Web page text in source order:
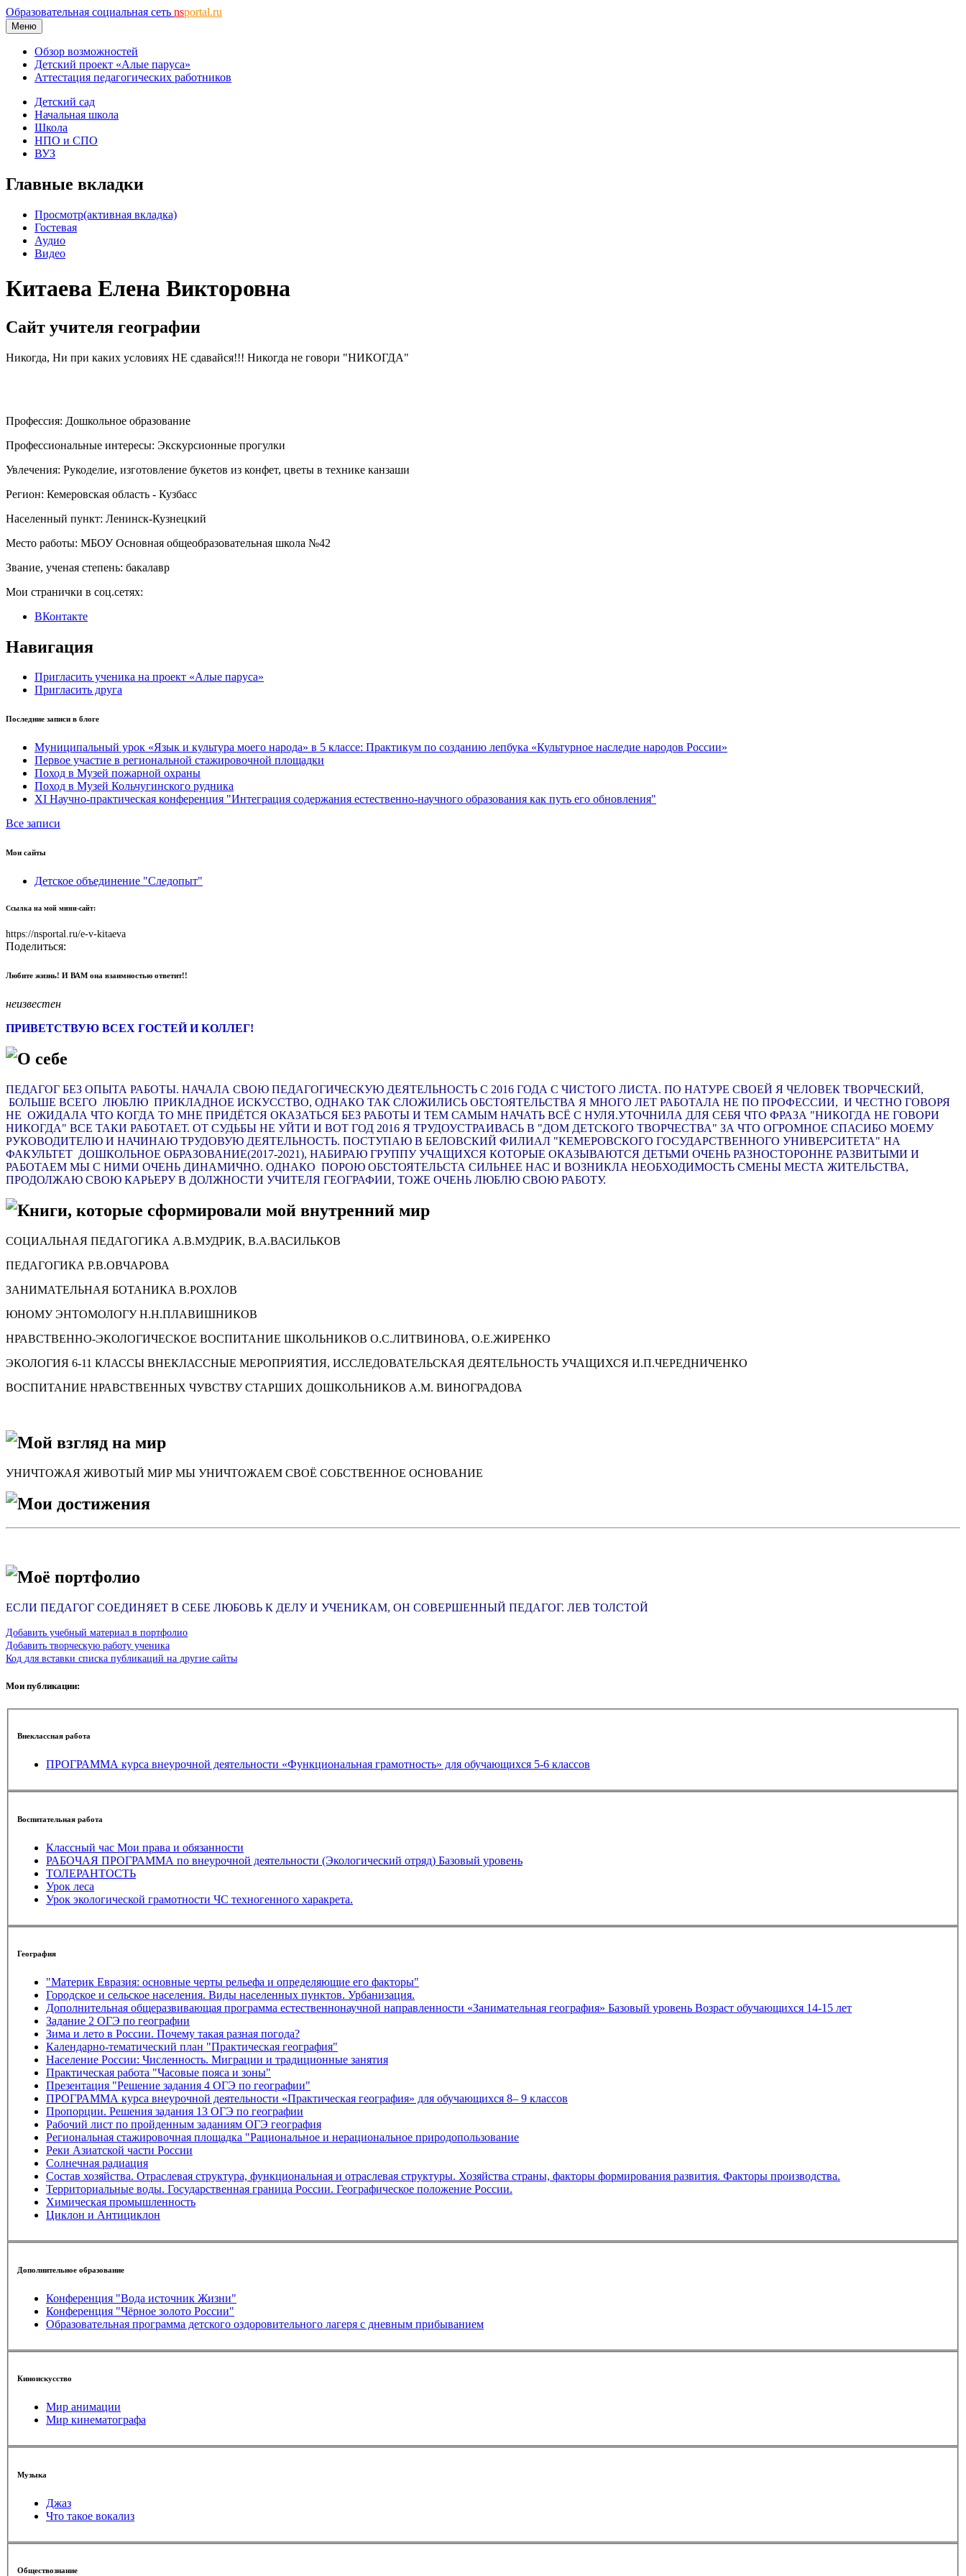
Образовательная социальная сеть nsportal.ru
Меню
Обзор возможностей
Детский проект «Алые паруса»
Аттестация педагогических работников
Детский сад
Начальная школа
Школа
НПО и СПО
ВУЗ
Главные вкладки
Просмотр(активная вкладка)
Гостевая
Аудио
Видео
Китаева Елена Викторовна
Сайт учителя географии
Никогда, Ни при каких условиях НЕ сдавайся!!! Никогда не говори "НИКОГДА"
Профессия: Дошкольное образование
Профессиональные интересы: Экскурсионные прогулки
Увлечения: Рукоделие, изготовление букетов из конфет, цветы в технике канзаши
Регион: Кемеровская область - Кузбасс
Населенный пункт: Ленинск-Кузнецкий
Место работы: МБОУ Основная общеобразовательная школа №42
Звание, ученая степень: бакалавр
Мои странички в соц.сетях:
ВКонтакте
Навигация
Пригласить ученика на проект «Алые паруса»
Пригласить друга
Последние записи в блоге
Муниципальный урок «Язык и культура моего народа» в 5 классе: Практикум по созданию лепбука «Культурное наследие народов России»
Первое участие в региональной стажировочной площадки
Поход в Музей пожарной охраны
Поход в Музей Кольчугинского рудника
XI Научно-практическая конференция "Интеграция содержания естественно-научного образования как путь его обновления"
Все записи
Мои сайты
Детское объединение "Следопыт"
Ссылка на мой мини-сайт:
https://nsportal.ru/e-v-kitaeva
Поделиться:
Любите жизнь! И ВАМ она взаимностью ответит!!
неизвестен
ПРИВЕТСТВУЮ ВСЕХ ГОСТЕЙ И КОЛЛЕГ!
О себе
ПЕДАГОГ БЕЗ ОПЫТА РАБОТЫ. НАЧАЛА СВОЮ ПЕДАГОГИЧЕСКУЮ ДЕЯТЕЛЬНОСТЬ С 2016 ГОДА С ЧИСТОГО ЛИСТА. ПО НАТУРЕ СВОЕЙ Я ЧЕЛОВЕК ТВОРЧЕСКИЙ,
БОЛЬШЕ ВСЕГО ЛЮБЛЮ ПРИКЛАДНОЕ ИСКУССТВО, ОДНАКО ТАК СЛОЖИЛИСЬ ОБСТОЯТЕЛЬСТВА Я МНОГО ЛЕТ РАБОТАЛА НЕ ПО ПРОФЕССИИ, И ЧЕСТНО ГОВОРЯ
НЕ ОЖИДАЛА ЧТО КОГДА ТО МНЕ ПРИДЁТСЯ ОКАЗАТЬСЯ БЕЗ РАБОТЫ И ТЕМ САМЫМ НАЧАТЬ ВСЁ С НУЛЯ.УТОЧНИЛА ДЛЯ СЕБЯ ЧТО ФРАЗА "НИКОГДА НЕ ГОВОРИ
НИКОГДА" ВСЕ ТАКИ РАБОТАЕТ. ОТ СУДЬБЫ НЕ УЙТИ И ВОТ ГОД 2016 Я ТРУДОУСТРАИВАСЬ В "ДОМ ДЕТСКОГО ТВОРЧЕСТВА" ЗА ЧТО ОГРОМНОЕ СПАСИБО МОЕМУ
РУКОВОДИТЕЛЮ И НАЧИНАЮ ТРУДОВУЮ ДЕЯТЕЛЬНОСТЬ. ПОСТУПАЮ В БЕЛОВСКИЙ ФИЛИАЛ "КЕМЕРОВСКОГО ГОСУДАРСТВЕННОГО УНИВЕРСИТЕТА" НА
ФАКУЛЬТЕТ ДОШКОЛЬНОЕ ОБРАЗОВАНИЕ(2017-2021), НАБИРАЮ ГРУППУ УЧАЩИХСЯ КОТОРЫЕ ОКАЗЫВАЮТСЯ ДЕТЬМИ ОЧЕНЬ РАЗНОСТОРОННЕ РАЗВИТЫМИ И
РАБОТАЕМ МЫ С НИМИ ОЧЕНЬ ДИНАМИЧНО. ОДНАКО ПОРОЮ ОБСТОЯТЕЛЬСТА СИЛЬНЕЕ НАС И ВОЗНИКЛА НЕОБХОДИМОСТЬ СМЕНЫ МЕСТА ЖИТЕЛЬСТВА,
ПРОДОЛЖАЮ СВОЮ КАРЬЕРУ В ДОЛЖНОСТИ УЧИТЕЛЯ ГЕОГРАФИИ, ТОЖЕ ОЧЕНЬ ЛЮБЛЮ СВОЮ РАБОТУ.
Книги, которые сформировали мой внутренний мир
СОЦИАЛЬНАЯ ПЕДАГОГИКА А.В.МУДРИК, В.А.ВАСИЛЬКОВ
ПЕДАГОГИКА Р.В.ОВЧАРОВА
ЗАНИМАТЕЛЬНАЯ БОТАНИКА В.РОХЛОВ
ЮНОМУ ЭНТОМОЛОГУ Н.Н.ПЛАВИШНИКОВ
НРАВСТВЕННО-ЭКОЛОГИЧЕСКОЕ ВОСПИТАНИЕ ШКОЛЬНИКОВ О.С.ЛИТВИНОВА, О.Е.ЖИРЕНКО
ЭКОЛОГИЯ 6-11 КЛАССЫ ВНЕКЛАССНЫЕ МЕРОПРИЯТИЯ, ИССЛЕДОВАТЕЛЬСКАЯ ДЕЯТЕЛЬНОСТЬ УЧАЩИХСЯ И.П.ЧЕРЕДНИЧЕНКО
ВОСПИТАНИЕ НРАВСТВЕННЫХ ЧУВСТВУ СТАРШИХ ДОШКОЛЬНИКОВ А.М. ВИНОГРАДОВА
Мой взгляд на мир
УНИЧТОЖАЯ ЖИВОТЫЙ МИР МЫ УНИЧТОЖАЕМ СВОЁ СОБСТВЕННОЕ ОСНОВАНИЕ
Мои достижения
Моё портфолио
ЕСЛИ ПЕДАГОГ СОЕДИНЯЕТ В СЕБЕ ЛЮБОВЬ К ДЕЛУ И УЧЕНИКАМ, ОН СОВЕРШЕННЫЙ ПЕДАГОГ. ЛЕВ ТОЛСТОЙ
Добавить учебный материал в портфолио
Добавить творческую работу ученика
Код для вставки списка публикаций на другие сайты
Мои публикации:
Внеклассная работа
ПРОГРАММА курса внеурочной деятельности «Функциональная грамотность» для обучающихся 5-6 классов
Воспитательная работа
Классный час Мои права и обязанности
РАБОЧАЯ ПРОГРАММА по внеурочной деятельности (Экологический отряд) Базовый уровень
ТОЛЕРАНТОСТЬ
Урок леса
Урок экологической грамотности ЧС техногенного харакрета.
География
"Материк Евразия: основные черты рельефа и определяющие его факторы"
Городское и сельское населения. Виды населенных пунктов. Урбанизация.
Дополнительная общеразвивающая программа естественнонаучной направленности «Занимательная география» Базовый уровень Возраст обучающихся 14-15 лет
Задание 2 ОГЭ по географии
Зима и лето в России. Почему такая разная погода?
Календарно-тематический план "Практическая география"
Население России: Численность. Миграции и традиционные занятия
Практическая работа "Часовые пояса и зоны"
Презентация "Решение задания 4 ОГЭ по географии"
ПРОГРАММА курса внеурочной деятельности «Практическая география» для обучающихся 8– 9 классов
Пропорции. Решения задания 13 ОГЭ по географии
Рабочий лист по пройденным заданиям ОГЭ география
Региональная стажировочная площадка "Рациональное и нерациональное природопользование
Реки Азиатской части России
Солнечная радиация
Состав хозяйства. Отраслевая структура, функциональная и отраслевая структуры. Хозяйства страны, факторы формирования развития. Факторы производства.
Территориальные воды. Государственная граница России. Географическое положение России.
Химическая промышленность
Циклон и Антициклон
Дополнительное образование
Конференция "Вода источник Жизни"
Конференция "Чёрное золото России"
Образовательная программа детского оздоровительного лагеря с дневным прибыванием
Киноискусство
Мир анимации
Мир кинематографа
Музыка
Джаз
Что такое вокализ
Обществознание